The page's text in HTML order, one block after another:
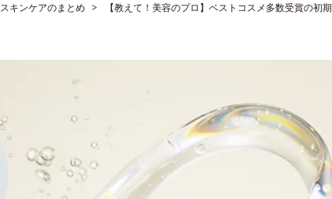
スキンケアのまとめ 【教えて！美容のプロ】ベストコスメ多数受賞の初